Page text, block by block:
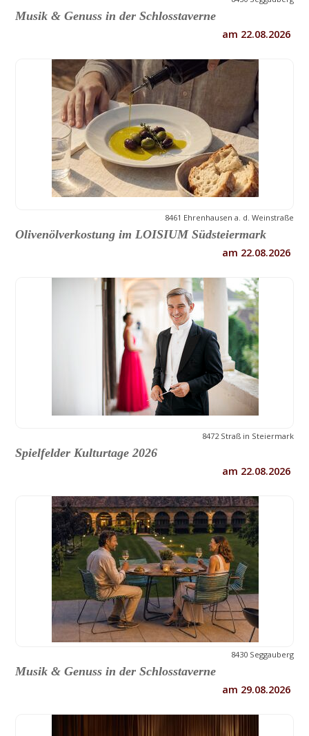
Musik & Genuss in der Schlosstaverne
am 22.08.2026
8461 Ehrenhausen a. d. Weinstraße
Olivenölverkostung im LOISIUM Südsteiermark
am 22.08.2026
8472 Straß in Steiermark
Spielfelder Kulturtage 2026
am 22.08.2026
8430 Seggauberg
Musik & Genuss in der Schlosstaverne
am 29.08.2026